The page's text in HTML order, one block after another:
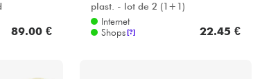
89.00 €
plast. - lot de 2 (1+1)
Internet
Shops [?] 22.45 €